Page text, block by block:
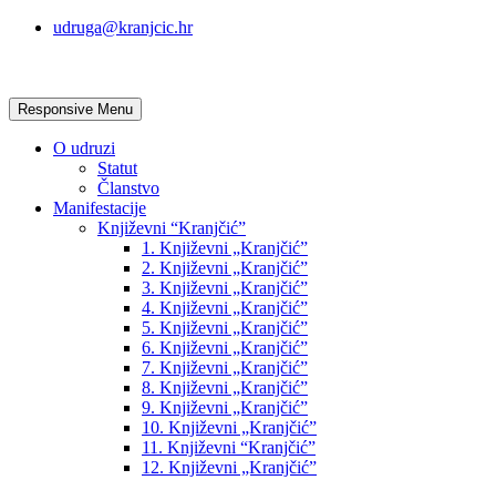
udruga@kranjcic.hr
Responsive Menu
O udruzi
Statut
Članstvo
Manifestacije
Književni “Kranjčić”
1. Književni „Kranjčić”
2. Književni „Kranjčić”
3. Književni „Kranjčić”
4. Književni „Kranjčić”
5. Književni „Kranjčić”
6. Književni „Kranjčić”
7. Književni „Kranjčić”
8. Književni „Kranjčić”
9. Književni „Kranjčić”
10. Književni „Kranjčić”
11. Književni “Kranjčić”
12. Književni „Kranjčić”